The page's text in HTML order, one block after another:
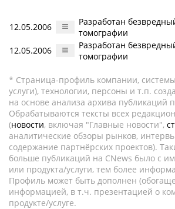
12.05.2006
Разработан
томографии
12.05.2006
Разработан
томографии
* Страница-профиль компании,
услуги), технологии, персоны и т.п.
на основе анализа архива публикаций
Обрабатываются тексты всех
(новости, включая "Главные новости",
аналитические обзоры рынков,
содержание партнёрских проектов).
больше публикаций на CNews было с
или продукта/услуги, тем более
Профиль может быть дополнен
информацией, в т.ч. презентацией о
продукте/услуге.